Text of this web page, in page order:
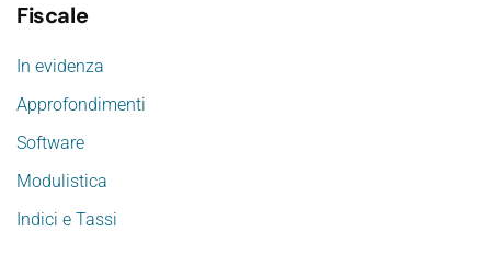
Fiscale
In evidenza
Approfondimenti
Software
Modulistica
Indici e Tassi